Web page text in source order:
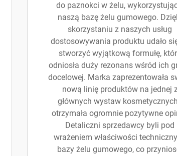
do paznokci w żelu,
naszą bazę żelu gumowego.
skorzystaniu z naszych usług
dostosowywania produktu udało
stworzyć wyjątkową formułę,
odniosła duży rezonans wśród ich
docelowej. Marka zaprezentowała
nową linię produktów na jednej
głównych wystaw
otrzymała ogromnie pozytywne
Detaliczni sprzedawcy byli pod
wrażeniem właściwości
bazy żelu gumowego, co